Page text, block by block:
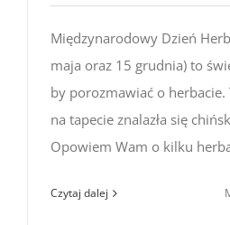
Międzynarodowy Dzień
maja oraz 15 grudnia) to
by porozmawiać o herbacie.
na tapecie znalazła się
Opowiem Wam o kilku
Czytaj dalej